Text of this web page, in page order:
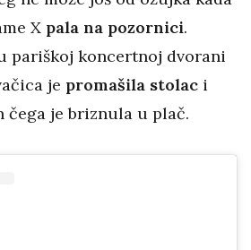
X pala na pozornici.
pariškoj koncertnoj dvorani
je promašila stolac i
čega je briznula u plač.